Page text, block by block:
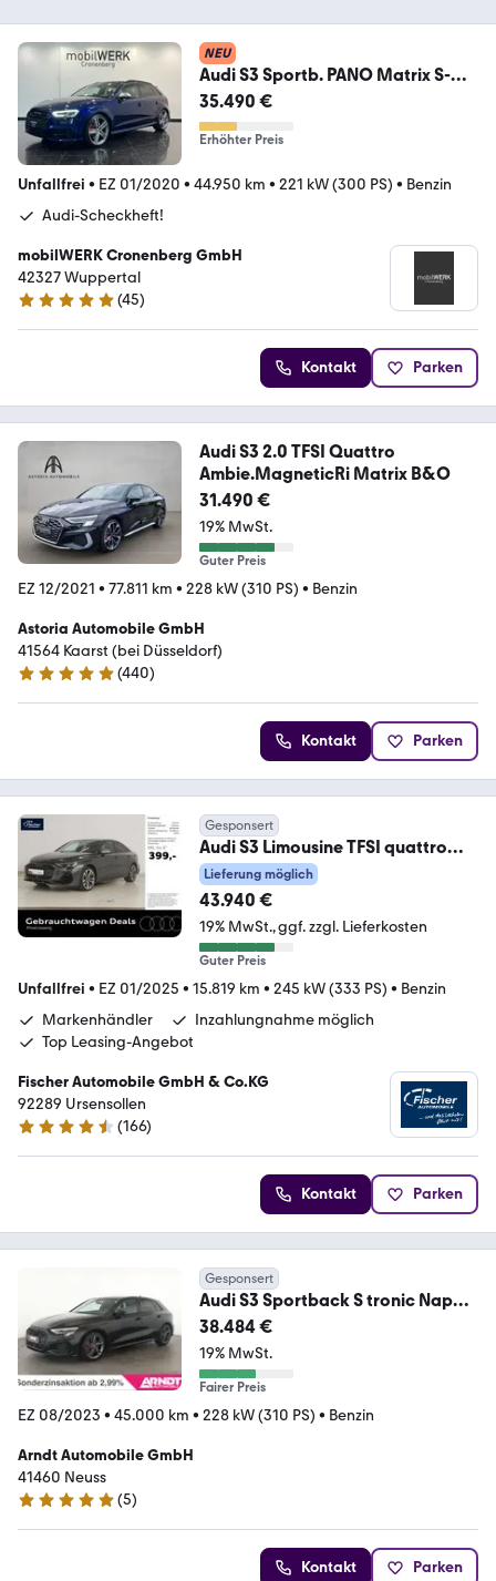
NEU
Audi S3 Sportb. PANO Matrix S-
Sitz ACC virtual B&O
35.490 €
Erhöhter Preis
Unfallfrei • EZ 01/2020 • 44.950 km • 221 kW (300 PS) • Benzin
Audi-Scheckheft!
mobilWERK Cronenberg GmbH
42327 Wuppertal
5 Sterne
(45)
Kontakt Parken
Audi S3 2.0 TFSI Quattro
Ambie.MagneticRi Matrix B&O
31.490 €
19% MwSt.
Guter Preis
EZ 12/2021 • 77.811 km • 228 kW (310 PS) • Benzin
Astoria Automobile GmbH
41564 Kaarst (bei Düsseldorf)
4.9 Sterne
(440)
Kontakt Parken
Gesponsert
Audi S3 Limousine TFSI quattro
Pano/NAV/RFK/LED/SH
Lieferung möglich
43.940 €
19% MwSt. ggf. zzgl. Lieferkosten
Guter Preis
Unfallfrei • EZ 01/2025 • 15.819 km • 245 kW (333 PS) • Benzin
Markenhändler
Inzahlungnahme möglich
Top Leasing-Angebot
Fischer Automobile GmbH & Co.KG
92289 Ursensollen
4.7 Sterne
(166)
Kontakt Parken
Gesponsert
Audi S3 Sportback S tronic Nappa
LED Pano Nav SHZ Kam
38.484 €
19% MwSt.
Fairer Preis
EZ 08/2023 • 45.000 km • 228 kW (310 PS) • Benzin
Arndt Automobile GmbH
41460 Neuss
4.8 Sterne
(5)
Kontakt Parken